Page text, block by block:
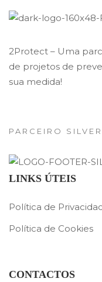
2Protect – Uma
de projetos de
sua medida!
PARCEIRO
LINKS ÚTEIS
Política de
Política de Cookies
CONTACTOS